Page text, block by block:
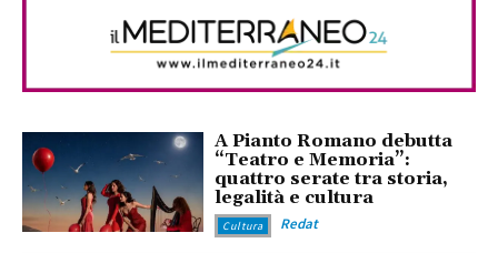
A Pianto Romano debutta
“Teatro e Memoria”:
quattro serate tra storia,
legalità e cultura
Cultura Redat